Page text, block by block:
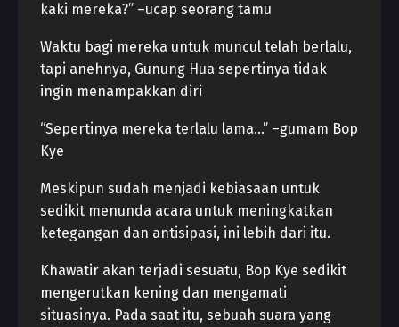
kaki mereka?” –ucap seorang tamu
Waktu bagi mereka untuk muncul telah berlalu,
tapi anehnya, Gunung Hua sepertinya tidak
ingin menampakkan diri
“Sepertinya mereka terlalu lama…” –gumam Bop
Kye
Meskipun sudah menjadi kebiasaan untuk
sedikit menunda acara untuk meningkatkan
ketegangan dan antisipasi, ini lebih dari itu.
Khawatir akan terjadi sesuatu, Bop Kye sedikit
mengerutkan kening dan mengamati
situasinya. Pada saat itu, sebuah suara yang